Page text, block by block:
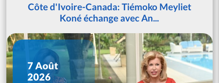
Côte d'Ivoire-Canada: Tiémoko Meyliet
Koné échange avec An...
7 Août
2026